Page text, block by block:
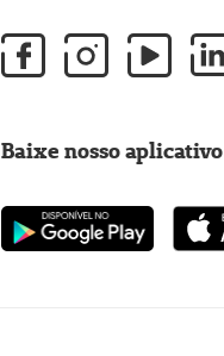
Baixe nosso aplicativo